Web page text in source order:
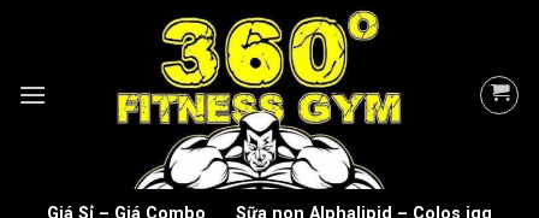
Giá Sỉ – Giá Combo Sữa non Alphalipid – Colos igg